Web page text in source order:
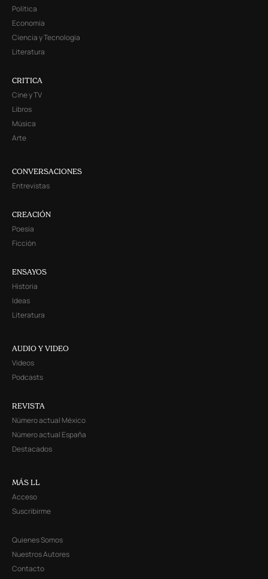
Política
Economía
Ciencia y Tecnología
Literatura
CRITICA
Cine y TV
Libros
Música
Arte
CONVERSACIONES
Entrevistas
CREACIÓN
Poesía
Ficción
ENSAYOS
Historia
Ideas
Literatura
AUDIO Y VIDEO
Videos
Podcasts
REVISTA
Número actual México
Número actual España
Destacados
MÁS LL
Acceso
Suscribirme
Quienes Somos
Nuestros Autores
Contacto